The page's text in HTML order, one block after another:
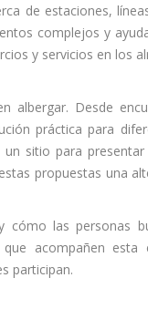
de estaciones,
complejos y
y servicios en los
albergar. Desde
práctica para
un sitio para
propuestas una
las personas
acompañen esta
participan.